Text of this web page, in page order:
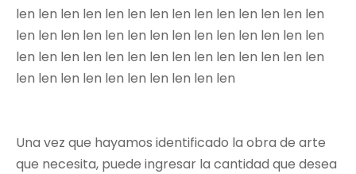
len len len len len len len len len len len len len len
len len len len len len len len len len len len len len
len len len len len len len len len len len len len len
len len len len len len len len len len
Una vez que hayamos identificado la obra de arte
que necesita, puede ingresar la cantidad que desea